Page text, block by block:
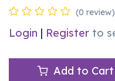
(0 review)
Login | Register to
Add to Cart